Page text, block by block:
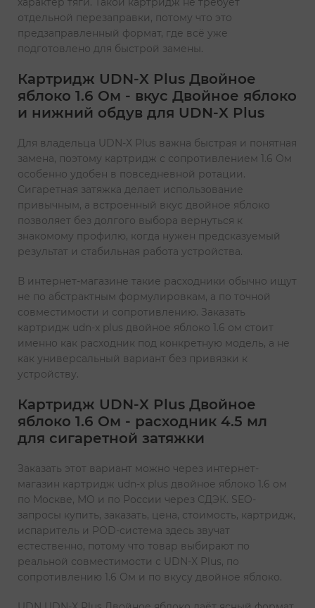
отдельной перезаправки, потому что это
предзаправленный формат, где всё уже
подготовлено для быстрой замены.
Картридж UDN-X Plus Двойное
яблоко 1.6 Ом - вкус Двойное яблоко
и нижний обдув для UDN-X Plus
Для владельца UDN-X Plus важна быстрая и понятная
замена, поэтому картридж с сопротивлением 1.6 Ом
особенно удобен в повседневной ротации.
Сигаретная затяжка делает использование
привычным, а встроенный вкус двойное яблоко
позволяет без долгого выбора вернуться к
знакомому профилю, когда нужен предсказуемый
результат и стабильная работа устройства.
В интернет-магазине такие расходники обычно ищут
не по абстрактным формулировкам, а по точной
совместимости и сопротивлению. Заказать
картридж udn-x plus двойное яблоко 1.6 ом стоит
именно как расходник под конкретную модель, а не
как универсальный вариант без привязки к
устройству.
Картридж UDN-X Plus Двойное
яблоко 1.6 Ом - расходник 4.5 мл
для сигаретной затяжки
Заказать этот вариант можно через интернет-
магазин картридж udn-x plus двойное яблоко 1.6 ом
по Москве, МО и по России через СДЭК. SEO-
запросы купить, заказать, цена, стоимость, картридж,
испаритель и POD-система здесь звучат
естественно, потому что товар выбирают по
реальной совместимости с UDN-X Plus, по
сопротивлению 1.6 Ом и по вкусу двойное яблоко.